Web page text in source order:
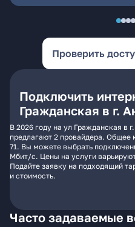
Проверить
Подключить
Гражданская в г.
В 2026 году на ул Гражданская в
предлагают 2 провайдера. Общее
71. Вы можете выбрать
Мбит/с. Цены на услуги
Подайте заявку на подходящий
и стоимость.
Часто задаваемые